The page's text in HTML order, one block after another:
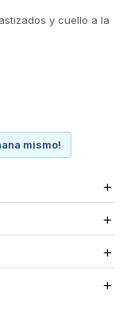
y cuello a la
mismo!